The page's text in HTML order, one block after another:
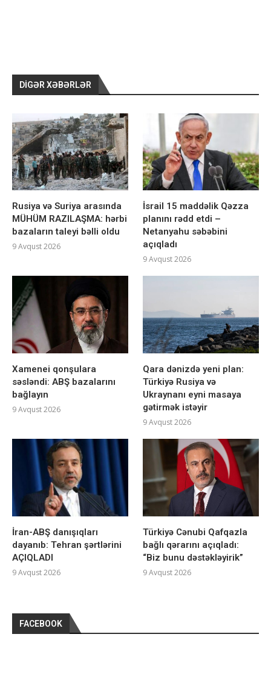
DIGƏR XƏBƏRLƏR
Rusiya və Suriya arasında
MÜHÜM RAZILAŞMA: hərbi
bazaların taleyi bəlli oldu
9 Avqust 2026
İsrail 15 maddəlik Qəzza
planını rədd etdi –
Netanyahu səbəbini
açıqladı
9 Avqust 2026
Xamenei qonşulara
səsləndi: ABŞ bazalarını
bağlayın
9 Avqust 2026
Qara dənizdə yeni plan:
Türkiyə Rusiya və
Ukraynanı eyni masaya
gətirmək istəyir
9 Avqust 2026
İran-ABŞ danışıqları
dayanıb: Tehran şərtlərini
AÇIQLADI
9 Avqust 2026
Türkiyə Cənubi Qafqazla
bağlı qərarını açıqladı:
“Biz bunu dəstəkləyirik”
9 Avqust 2026
FACEBOOK